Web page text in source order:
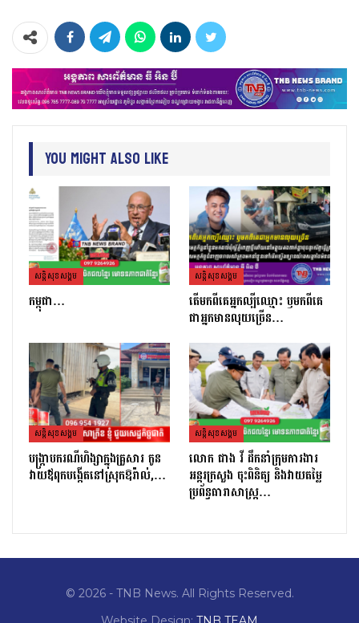
You Might Also Like
សន្តិសុខសង្គម
កម្ពុជា…
សន្តិសុខសង្គម
តេីមកពីគេអ្នកល្បីឈ្មោះ​ ឫមកពីគេ
ជាអ្នកមានលុយច្រេីន​…
សន្តិសុខសង្គម
បង្ក្រាបករណីហិង្សាក្នុងគ្រួសារ កូន
វាយឪពុកបង្កើតនៅស្រុកឱរ៉ាល់,…
សន្តិសុខសង្គម
លោក ផាង វី ដឹកនាំក្រុមការងារ
អន្តរក្រសួង ចុះពិនិត្យ និងវាយតម្លៃ
ប្រព័ន្ធធារាសាស្ត្រ…
© 2026 - TNB News. All Rights Reserved.